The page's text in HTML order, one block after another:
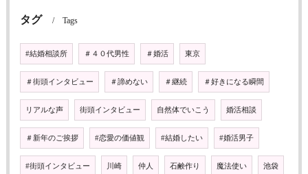
タグ Tags
#結婚相談所 ＃４０代男性 ＃婚活 東京
＃街頭インタビュー ＃諦めない ＃継続 ＃好きになる瞬間
リアルな声 街頭インタビュー 自然体でいこう 婚活相談
＃新年のご挨拶 #恋愛の価値観 #結婚したい #婚活男子
#街頭インタビュー 川崎 仲人 石鹸作り 魔法使い 池袋